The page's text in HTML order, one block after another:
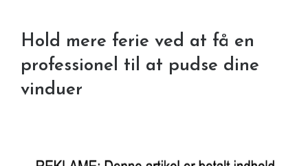
Hold mere ferie ved at få en
professionel til at pudse dine
vinduer